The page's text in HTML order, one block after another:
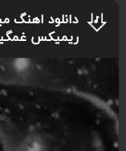
دانلود اهنگ
ریمیکس